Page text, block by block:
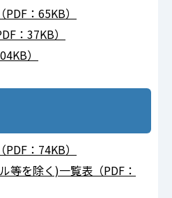
：65KB）
：37KB）
）
：74KB）
等を除く)⼀覧表（PDF：